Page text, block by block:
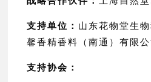
支持单位： 山东花物堂生
馨香精香料（南通）有限公
支持协会：